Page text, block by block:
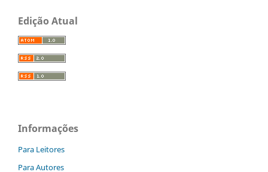
Edição Atual
Informações
Para Leitores
Para Autores